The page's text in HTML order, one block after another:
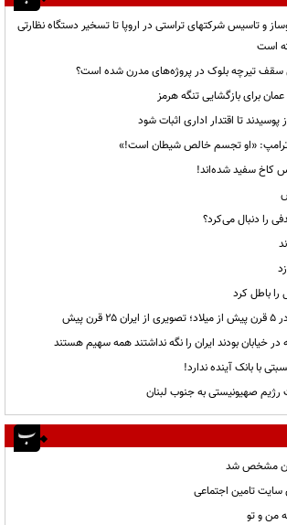
و تاسیس شرکتهای تراستی در اروپا تا تسخیر دستگاه نظارتی
است
سقف تیرچه بلوک در پروژه‌های مدرن شده است؟
برای بازگشایی تنگه هرمز
تا اقتدار اداری اثبات شود
«او تجسم خالص شیطان است!»
کاخ سفید شده‌اند!
را باطل کرد
خیابان بودند ایران را نگه نداشتند همه سهیم هستند
با بانک آینده ندارد!
صهیونیستی به جنوب لبنان
مشخص شد
تامین اجتماعی
من و تو